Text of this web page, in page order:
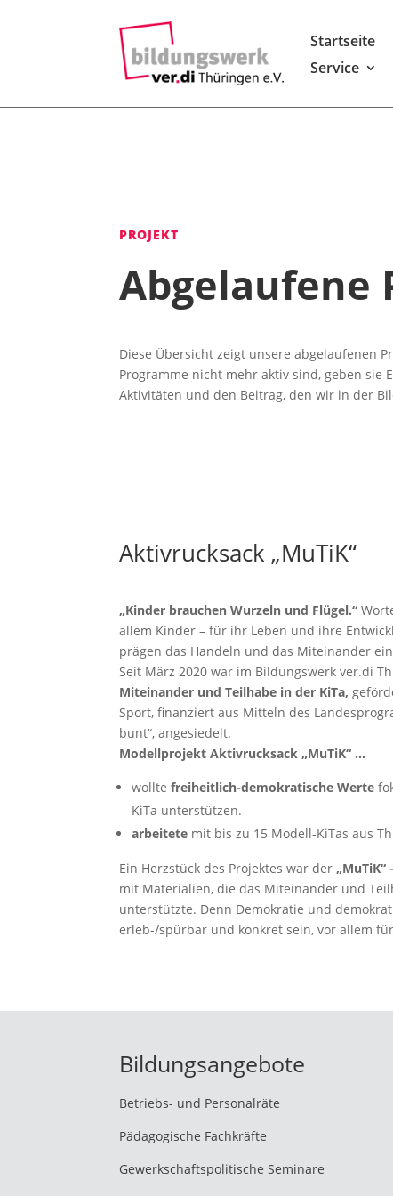
Startseite
Service
PROJEKT
Abgelaufene
Diese Übersicht zeigt unsere abgelaufenen
Programme nicht mehr aktiv sind, geben sie
Aktivitäten und den Beitrag, den wir in der
Aktivrucksack „MuTiK“
„Kinder brauchen Wurzeln und Flügel.“
allem Kinder – für ihr Leben und ihre
prägen das Handeln und das Miteinander
Seit März 2020 war im Bildungswerk ver.di
Miteinander und Teilhabe in der KiTa,
Sport, finanziert aus Mitteln des
bunt“, angesiedelt.
Modellprojekt Aktivrucksack „MuTiK“ …
wollte freiheitlich-demokratische Werte
KiTa unterstützen.
arbeitete mit bis zu 15 Modell-KiTas aus
Ein Herzstück des Projektes war der„MuTiK“
mit Materialien, die das Miteinander und
unterstützte. Denn Demokratie und
erleb-/spürbar und konkret sein, vor allem
Bildungsangebote
Betriebs- und Personalräte
Pädagogische Fachkräfte
Gewerkschaftspolitische Seminare